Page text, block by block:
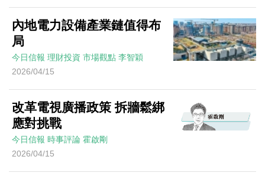
內地電力設備產業鏈值得布
局
今日信報 理財投資 市場觀點 李智穎
2026/04/15
改革電視廣播政策 拆牆鬆綁
應對挑戰
今日信報 時事評論 霍啟剛
2026/04/15